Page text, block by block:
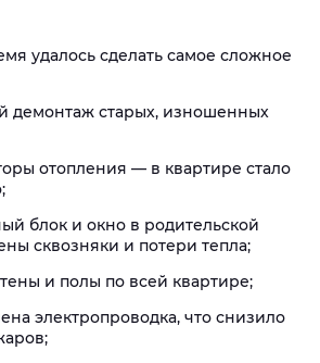
удалось сделать самое сложное
демонтаж старых, изношенных
отопления — в квартире стало
блок и окно в родительской
сквозняки и потери тепла;
и полы по всей квартире;
электропроводка, что снизило